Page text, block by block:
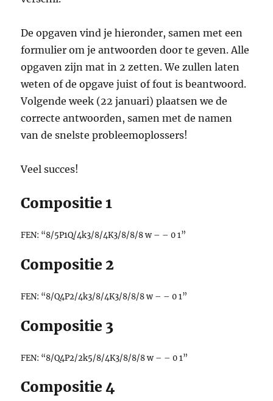
De opgaven vind je hieronder, samen met een
formulier om je antwoorden door te geven. Alle
opgaven zijn mat in 2 zetten. We zullen laten
weten of de opgave juist of fout is beantwoord.
Volgende week (22 januari) plaatsen we de
correcte antwoorden, samen met de namen
van de snelste probleemoplossers!
Veel succes!
Compositie 1
FEN: “8/5P1Q/4k3/8/4K3/8/8/8 w – – 0 1”
Compositie 2
FEN: “8/Q4P2/4k3/8/4K3/8/8/8 w – – 0 1”
Compositie 3
FEN: “8/Q4P2/2k5/8/4K3/8/8/8 w – – 0 1”
Compositie 4